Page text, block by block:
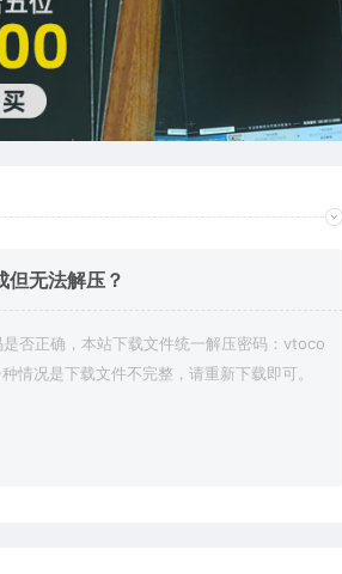
但无法解压？
否正确，本站下载文件统一解压密码：vtoco
情况是下载文件不完整，请重新下载即可。